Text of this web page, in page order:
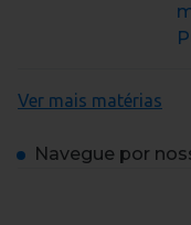
Ver mais matérias
Navegue por